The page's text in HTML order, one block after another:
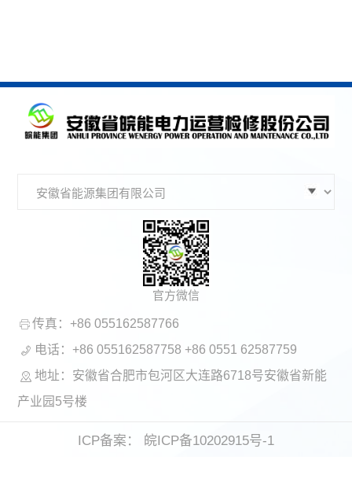
官方微信
传真：+86 055162587766
电话：+86 055162587758 +86 0551 62587759
地址：安徽省合肥市包河区大连路6718号安徽省新能
产业园5号楼
ICP备案： 皖ICP备10202915号-1